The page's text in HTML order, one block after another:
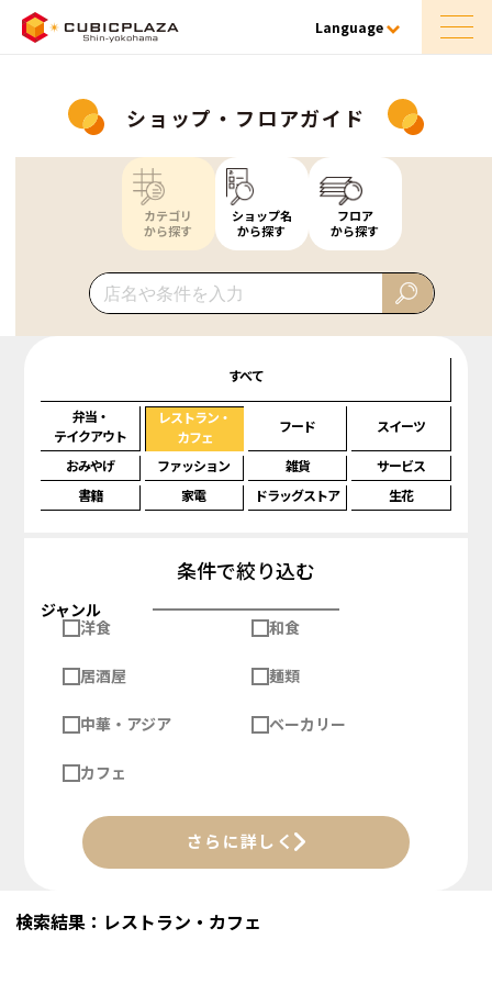
Language
ショップ・フロアガイド
カテゴリ
から探す
ショップ名
から探す
フロア
から探す
すべて
弁当・
テイクアウト
レストラン・
カフェ
フード スイーツ
おみやげ ファッション 雑貨
サービス
書籍
家電 ドラッグストア 生花
条件で絞り込む
ジャンル
洋食
和食
居酒屋 麺類
中華・アジア ベーカリー
カフェ
さらに詳しく
検索結果：レストラン・カフェ